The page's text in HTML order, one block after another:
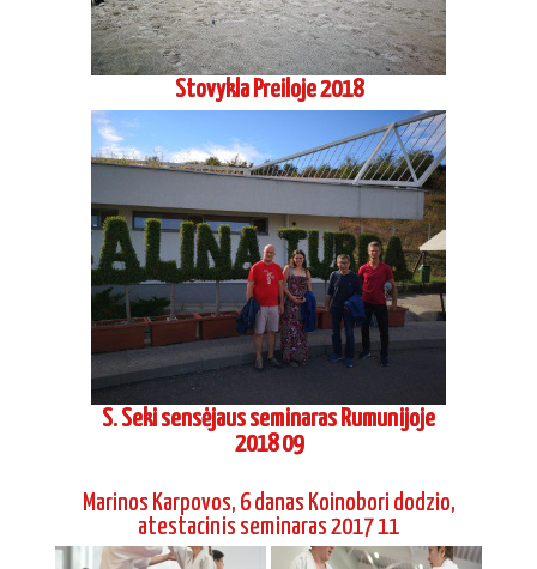
Stovykla Preiloje 2018
S. Seki sensėjaus seminaras Rumunijoje
2018 09
Marinos Karpovos, 6 danas Koinobori dodzio,
atestacinis seminaras 2017 11